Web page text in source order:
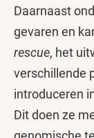
Daarnaast
gevaren en
rescue, het
verschillende
introduceren
Dit doen ze